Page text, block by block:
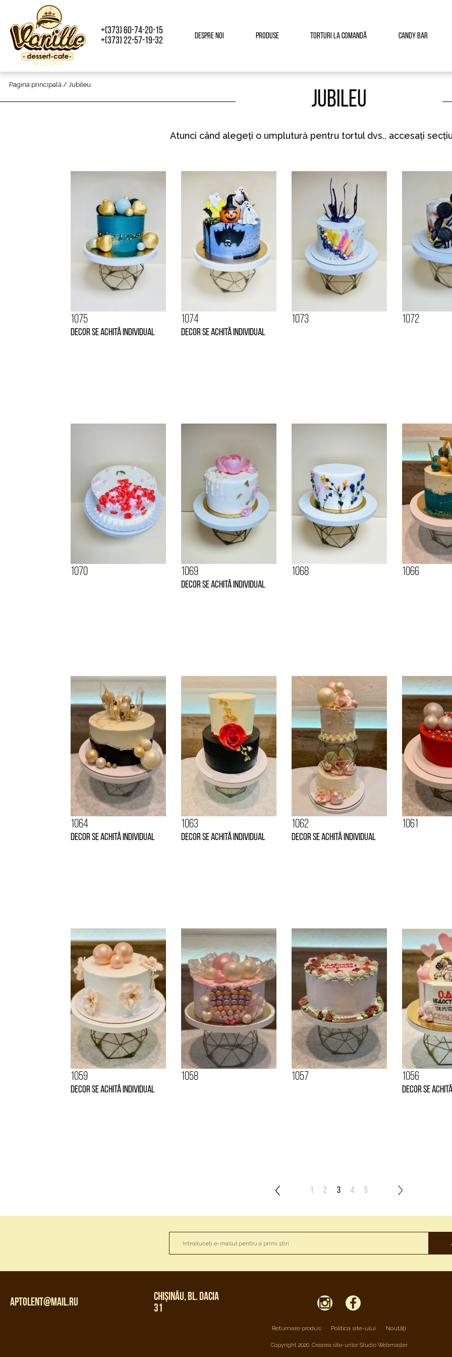
+(373) 60-74-20-15
+(373) 22-57-19-32
Despre noi Produse Torturi la comandă Candy Bar
Pagina principală / Jubileu
Jubileu
Atunci când alegeți o umplutură pentru tortul dvs., accesați
1075
Decor se achită individual
1074
Decor se achită individual
1073 1072
1070 1069
Decor se achită individual
1068 1066
1064
Decor se achită individual
1063
Decor se achită individual
1062
Decor se achită individual
1061
1059
Decor se achită individual
1058 1057 1056
Decor se
1 2 3 4 5
aptolent@mail.ru
Chișinău, bl. Dacia
31
Returnare produs Politica site-ului Noutăți
Copyright 2020. Crearea site-urilor Studio Webmaster